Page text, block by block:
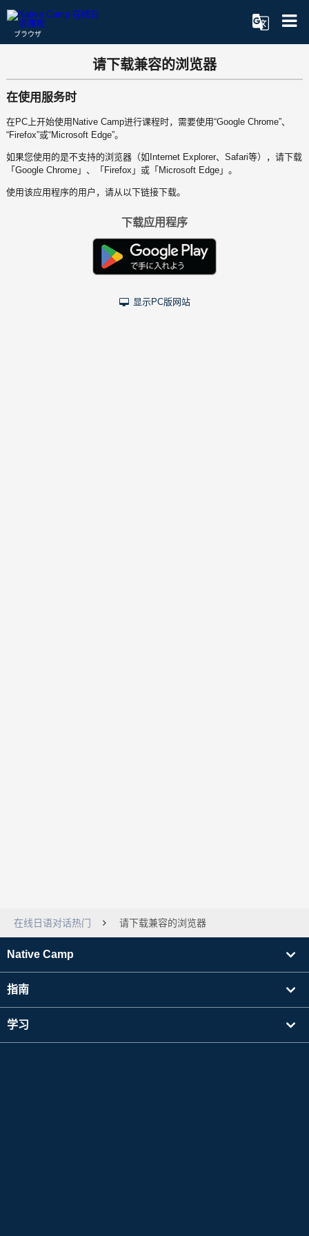
ブラウザ
请下载兼容的浏览器
在使用服务时
在PC上开始使用Native Camp进行课程时，需要使用“Google Chrome”、
“Firefox”或“Microsoft Edge”。
如果您使用的是不支持的浏览器（如Internet Explorer、Safari等），请下载
「Google Chrome」、「Firefox」或「Microsoft Edge」。
使用该应用程序的用户，请从以下链接下载。
下载应用程序
显示PC版网站
在线日语对话热门 请下载兼容的浏览器
Native Camp
指南
学习